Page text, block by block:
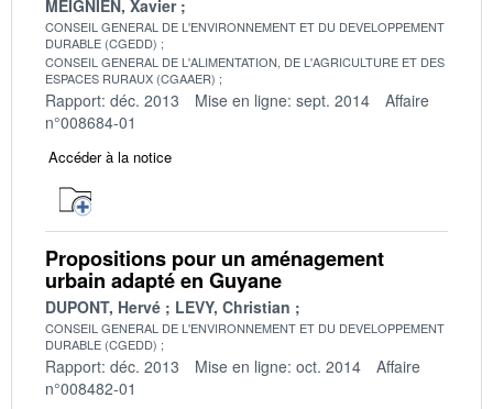
MEIGNIEN, Xavier
CONSEIL GENERAL DE L'ENVIRONNEMENT ET DU DEVELOPPEMENT
DURABLE (CGEDD)
CONSEIL GENERAL DE L'ALIMENTATION, DE L'AGRICULTURE ET DES
ESPACES RURAUX (CGAAER)
Rapport: déc. 2013 Mise en ligne: sept. 2014
Affaire
n°008684-01
Accéder à la notice
Propositions pour un aménagement
urbain adapté en Guyane
DUPONT, Hervé LEVY, Christian
CONSEIL GENERAL DE L'ENVIRONNEMENT ET DU DEVELOPPEMENT
DURABLE (CGEDD)
Rapport: déc. 2013 Mise en ligne: oct. 2014
Affaire
n°008482-01